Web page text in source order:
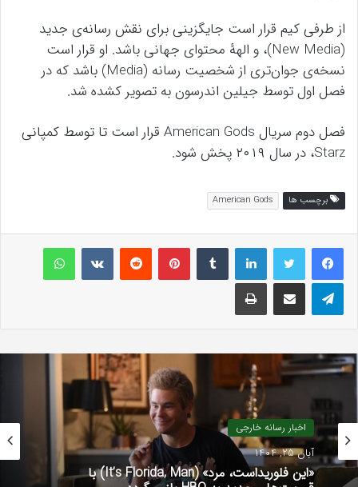
از طرفی کیم قرار است جایگزینی برای نقش رسانه‌ی جدید
(New Media)، و الهۀ محتوای جهانی باشد. او قرار است
نسخه‌ی جوان‌تری از شخصیت رسانه (Media) باشد که در
فصل اول توسط جیلین اندرسون به تصویر کشده شد.
فصل دوم سریال American Gods قرار است تا توسط کمپانی
Starz، در سال ۲۰۱۹ پخش شود.
برچسب ها American Gods
لینکداینتامبلر پینتریستReddit
VKontakteواتس آپ
تلگرام اشتراک گذاری با ایمیل چاپ
اخبار رسانه خارجی
آبان 25, 1404
اخبار رسانه خارجی
آبان 25, 1404